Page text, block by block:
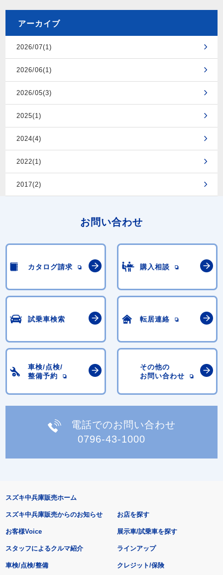
アーカイブ
2026/07(1)
2026/06(1)
2026/05(3)
2025(1)
2024(4)
2022(1)
2017(2)
お問い合わせ
カタログ請求 購入相談
試乗車検索 転居連絡
車検/点検/
整備予約
その他の
お問い合わせ
電話でのお問い合わせ
0796-43-1000
スズキ中兵庫販売ホーム
スズキ中兵庫販売からのお知らせ
お客様Voice
スタッフによるクルマ紹介
お店を探す
展示車/試乗車を探す
ラインアップ
車検/点検/整備 クレジット/保険